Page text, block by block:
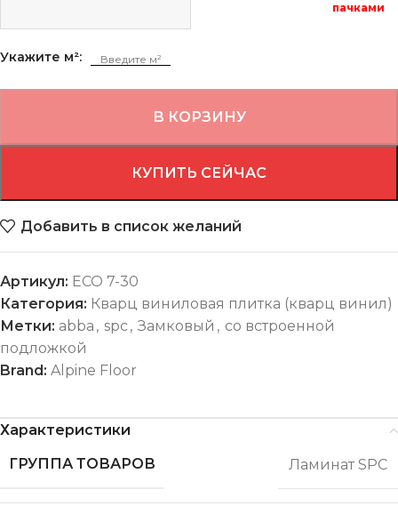
пачками
Укажите м²:
В КОРЗИНУ
КУПИТЬ СЕЙЧАС
Добавить в список желаний
Артикул: ECO 7-30
Категория: Кварц виниловая плитка (кварц винил)
Метки: abba , spc, Замковый , со встроенной
подложкой
Brand: Alpine Floor
Характеристики
ГРУППА ТОВАРОВ
Ламинат SPC